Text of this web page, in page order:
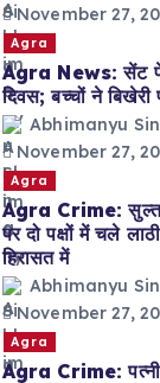
November 27,
Agra
Agra News: सेंट
दिवस; बच्चों ने बिखेरी
Abhimanyu
November 27,
Agra
Agra Crime:
पर दो पक्षों में चले
हिरासत में
Abhimanyu
November 27,
Agra
Agra Crime: पत्नी